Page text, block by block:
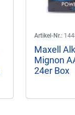
Artikel-Nr.:
Maxell
Mignon
24er Box